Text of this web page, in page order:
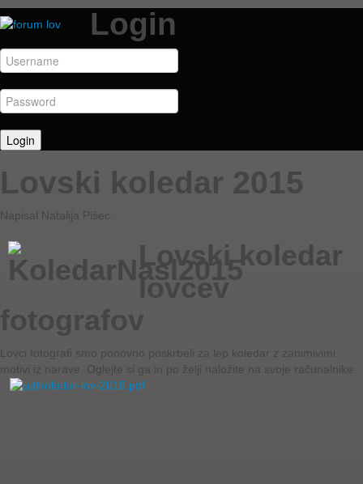
Login
Lovski koledar 2015
Napisal Natalija Pišec.
Lovski koledar
lovcev
fotografov
Lovci fotografi smo ponovno poskrbeli za lep koledar z zanimivimi
motivi iz narave. Oglejte si ga in po želji naložite na svoje računalnike:
koledar-lov-2015.pdf